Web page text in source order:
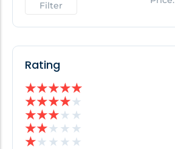
No Posts Found!
Filter
Rating
★★★★★
★★★★★
★★★★ ★
★★★ ★ ★
★★ ★ ★ ★